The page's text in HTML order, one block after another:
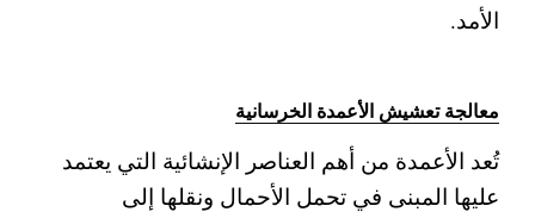
الأمد.
معالجة تعشيش الأعمدة الخرسانية
تُعد الأعمدة من أهم العناصر الإنشائية التي يعتمد
عليها المبنى في تحمل الأحمال ونقلها إلى